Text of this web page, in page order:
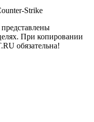
Strike
При копировании
обязательна!